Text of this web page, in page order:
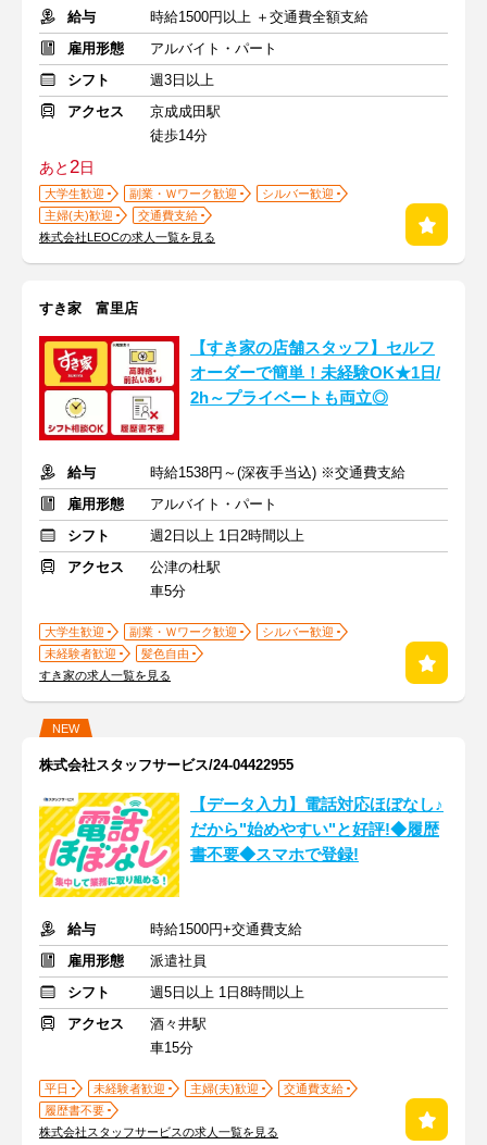
給与
時給1500円以上 ＋交通費全額支給
雇用形態
アルバイト・パート
シフト
週3日以上
アクセス
京成成田駅
徒歩14分
あと2日
大学生歓迎 副業・Ｗワーク歓迎
シルバー歓迎
主婦(夫)歓迎
交通費支給
株式会社LEOCの求人一覧を見る
すき家 富里店
【すき家の店舗スタッフ】セルフ
オーダーで簡単！未経験OK★1日/
2h～プライベートも両立◎
給与
時給1538円～(深夜手当込) ※交通費支給
雇用形態
アルバイト・パート
シフト
週2日以上 1日2時間以上
アクセス
公津の杜駅
車5分
大学生歓迎 副業・Ｗワーク歓迎
シルバー歓迎
未経験者歓迎
髪色自由
すき家の求人一覧を見る
NEW
株式会社スタッフサービス/24-04422955
【データ入力】電話対応ほぼなし♪
だから"始めやすい"と好評!◆履歴
書不要◆スマホで登録!
給与
時給1500円+交通費支給
雇用形態
派遣社員
シフト
週5日以上 1日8時間以上
アクセス
酒々井駅
車15分
平日 未経験者歓迎 主婦(夫)歓迎
交通費支給
履歴書不要
株式会社スタッフサービスの求人一覧を見る